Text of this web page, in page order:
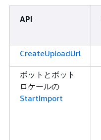
API
CreateUploadUrl
ボットとボット
ロケールの
StartImport